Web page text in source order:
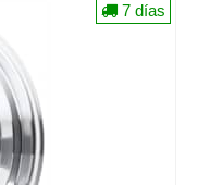
7 días